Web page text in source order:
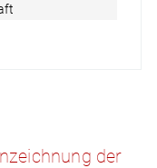
der